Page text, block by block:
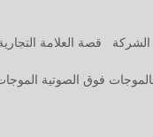
قصة العلامة
فوق الصوتية